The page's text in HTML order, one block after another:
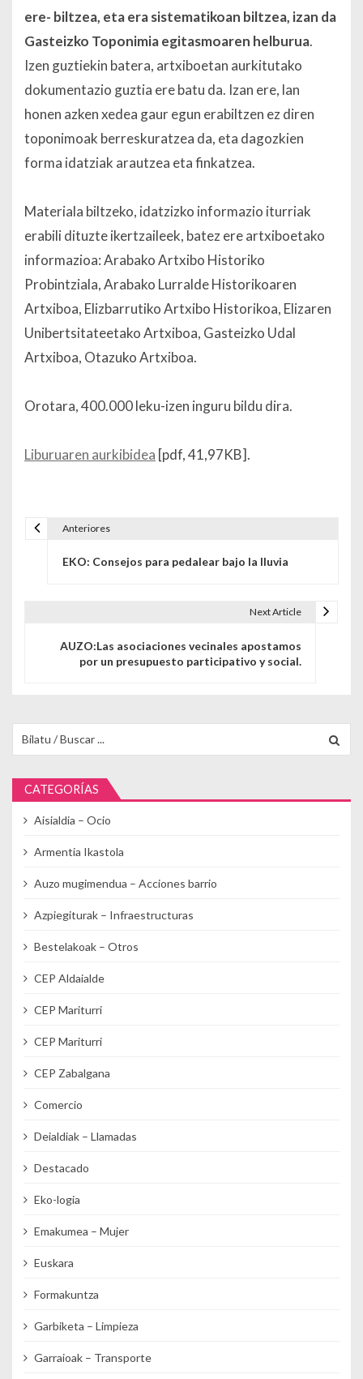
ere- biltzea, eta era sistematikoan biltzea, izan da
Gasteizko Toponimia egitasmoaren helburua.
Izen guztiekin batera, artxiboetan aurkitutako
dokumentazio guztia ere batu da. Izan ere, lan
honen azken xedea gaur egun erabiltzen ez diren
toponimoak berreskuratzea da, eta dagozkien
forma idatziak arautzea eta finkatzea.
Materiala biltzeko, idatzizko informazio iturriak
erabili dituzte ikertzaileek, batez ere artxiboetako
informazioa: Arabako Artxibo Historiko
Probintziala, Arabako Lurralde Historikoaren
Artxiboa, Elizbarrutiko Artxibo Historikoa, Elizaren
Unibertsitateetako Artxiboa, Gasteizko Udal
Artxiboa, Otazuko Artxiboa.
Orotara, 400.000 leku-izen inguru bildu dira.
Liburuaren aurkibidea [pdf, 41,97KB].
Anteriores
EKO: Consejos para pedalear bajo la lluvia
Next Article
AUZO:Las asociaciones vecinales apostamos
por un presupuesto participativo y social.
CATEGORÍAS
Aisialdia – Ocio
Armentia Ikastola
Auzo mugimendua – Acciones barrio
Azpiegiturak – Infraestructuras
Bestelakoak – Otros
CEP Aldaialde
CEP Mariturri
CEP Mariturri
CEP Zabalgana
Comercio
Deialdiak – Llamadas
Destacado
Eko-logia
Emakumea – Mujer
Euskara
Formakuntza
Garbiketa – Limpieza
Garraioak – Transporte